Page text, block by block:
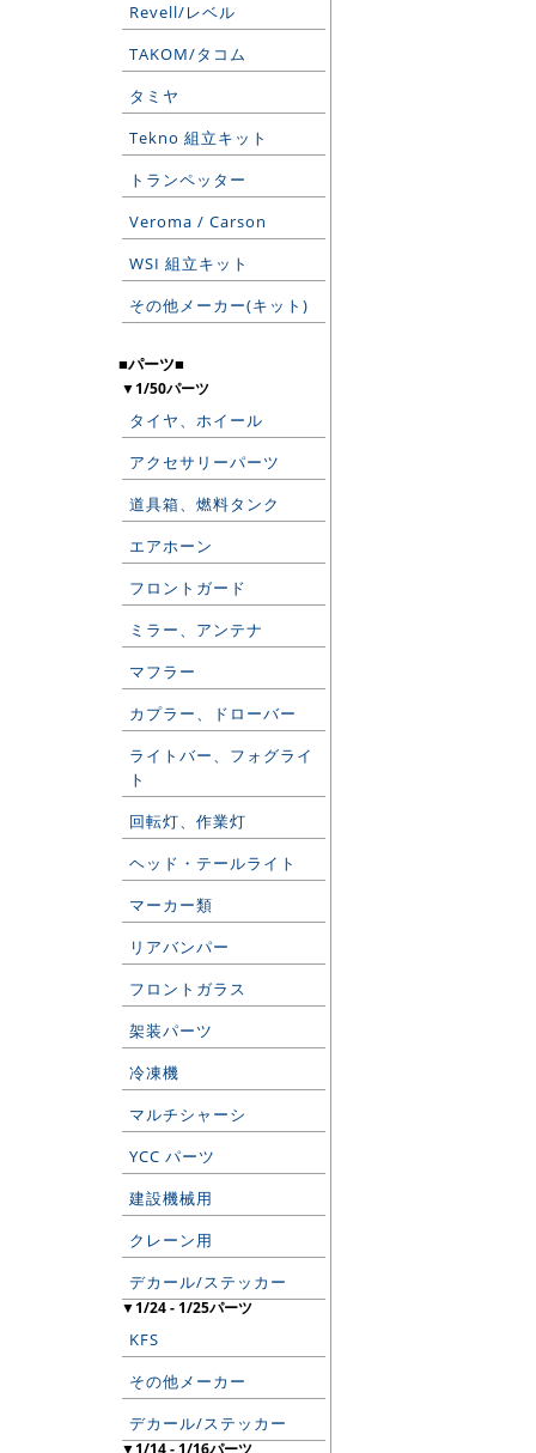
Revell/レベル
TAKOM/タコム
タミヤ
Tekno 組立キット
トランペッター
Veroma / Carson
WSI 組立キット
その他メーカー(キット)
■パーツ■
▼1/50パーツ
タイヤ、ホイール
アクセサリーパーツ
道具箱、燃料タンク
エアホーン
フロントガード
ミラー、アンテナ
マフラー
カプラー、ドローバー
ライトバー、フォグライ
ト
回転灯、作業灯
ヘッド・テールライト
マーカー類
リアバンパー
フロントガラス
架装パーツ
冷凍機
マルチシャーシ
YCC パーツ
建設機械用
クレーン用
デカール/ステッカー
▼1/24 - 1/25パーツ
KFS
その他メーカー
デカール/ステッカー
▼1/14 - 1/16パーツ